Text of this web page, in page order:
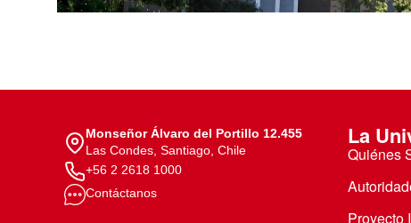
Monseñor Álvaro del Portillo 12.455
Las Condes, Santiago, Chile
+56 2 2618 1000
Contáctanos
La
Quiénes
Proyecto